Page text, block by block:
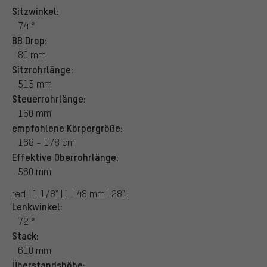
Sitzwinkel:
74 °
BB Drop:
80 mm
Sitzrohrlänge:
515 mm
Steuerrohrlänge:
160 mm
empfohlene Körpergröße:
168 - 178 cm
Effektive Oberrohrlänge:
560 mm
red | 1 1/8" | L | 48 mm | 28":
Lenkwinkel:
72 °
Stack:
610 mm